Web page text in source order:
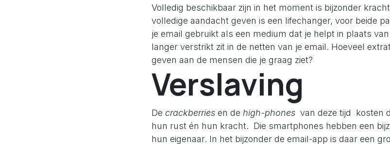
Volledig beschikbaar zijn in het moment is bijzonder
volledige aandacht geven is een lifechanger, voor beide
je email gebruikt als een medium dat je helpt in plaats
langer verstrikt zit in de netten van je email. Hoeveel
geven aan de mensen die je graag ziet?
Verslaving
De crackberries en de high-phones van deze tijd kosten
hun rust én hun kracht. Die smartphones hebben een
hun eigenaar. In het bijzonder de email-app is daar een